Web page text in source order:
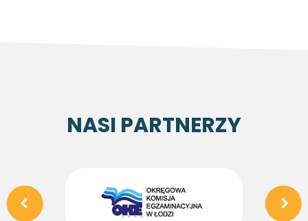
NASI PARTNERZY